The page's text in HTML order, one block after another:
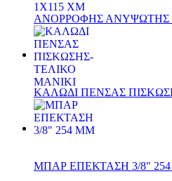
ΑΝΟΡΡΟΦΗΣ ΑΝΥΨΩΤΗΣ
ΚΑΛΩΔΙ ΠΕΝΣΑΣ
ΜΠΑΡ ΕΠΕΚΤΑΣΗ 3/8"